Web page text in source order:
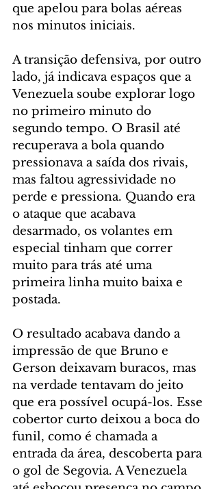
que apelou para bolas aéreas
nos minutos iniciais.
A transição defensiva, por outro
lado, já indicava espaços que a
Venezuela soube explorar logo
no primeiro minuto do
segundo tempo. O Brasil até
recuperava a bola quando
pressionava a saída dos rivais,
mas faltou agressividade no
perde e pressiona. Quando era
o ataque que acabava
desarmado, os volantes em
especial tinham que correr
muito para trás até uma
primeira linha muito baixa e
postada.
O resultado acabava dando a
impressão de que Bruno e
Gerson deixavam buracos, mas
na verdade tentavam do jeito
que era possível ocupá-los. Esse
cobertor curto deixou a boca do
funil, como é chamada a
entrada da área, descoberta para
o gol de Segovia. A Venezuela